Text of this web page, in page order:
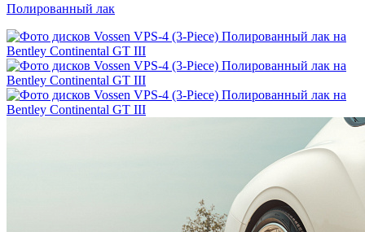
Полированный лак